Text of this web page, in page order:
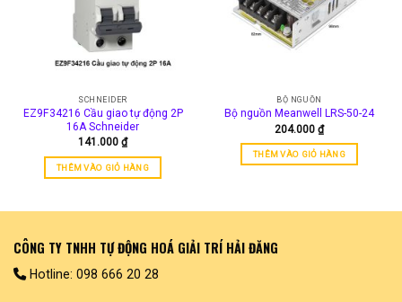
SCHNEIDER
EZ9F34216 Cầu giao tự động 2P
16A Schneider
141.000 ₫
THÊM VÀO GIỎ HÀNG
BỘ NGUỒN
Bộ nguồn Meanwell LRS-50-24
204.000 ₫
THÊM VÀO GIỎ HÀNG
CÔNG TY TNHH TỰ ĐỘNG HOÁ GIẢI TRÍ HẢI ĐĂNG
Hotline: 098 666 20 28